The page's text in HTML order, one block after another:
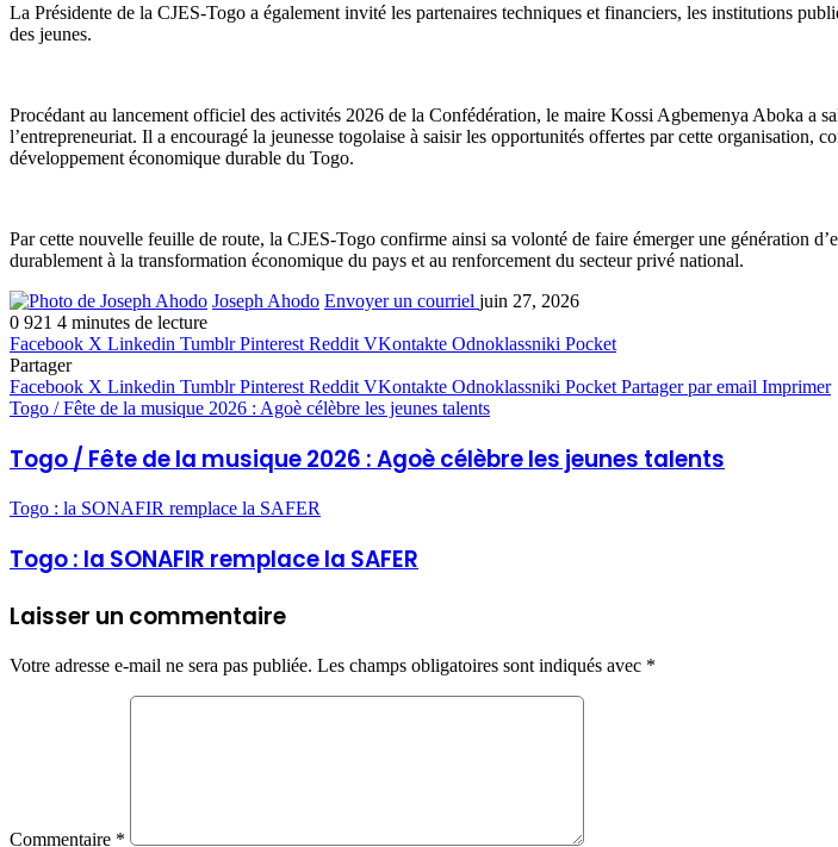
La Présidente de la CJES-Togo a également invité les partenaires techniques et financiers, les institutions
des jeunes.
Procédant au lancement officiel des activités 2026 de la Confédération, le maire Kossi Agbemenya Aboka a
l’entrepreneuriat. Il a encouragé la jeunesse togolaise à saisir les opportunités offertes par cette organisation,
développement économique durable du Togo.
Par cette nouvelle feuille de route, la CJES-Togo confirme ainsi sa volonté de faire émerger une génération
durablement à la transformation économique du pays et au renforcement du secteur privé national.
Joseph Ahodo Envoyer un courriel juin 27, 2026
0 921 4 minutes de lecture
Facebook X Linkedin Tumblr Pinterest Reddit VKontakte Odnoklassniki Pocket
Partager
Facebook X Linkedin Tumblr Pinterest Reddit VKontakte Odnoklassniki Pocket Partager par email Imprimer
Togo / Fête de la musique 2026 : Agoè célèbre les jeunes talents
Togo / Fête de la musique 2026 : Agoè célèbre les jeunes talents
Togo : la SONAFIR remplace la SAFER
Togo : la SONAFIR remplace la SAFER
Laisser un commentaire
Votre adresse e-mail ne sera pas publiée. Les champs obligatoires sont indiqués avec *
Commentaire *